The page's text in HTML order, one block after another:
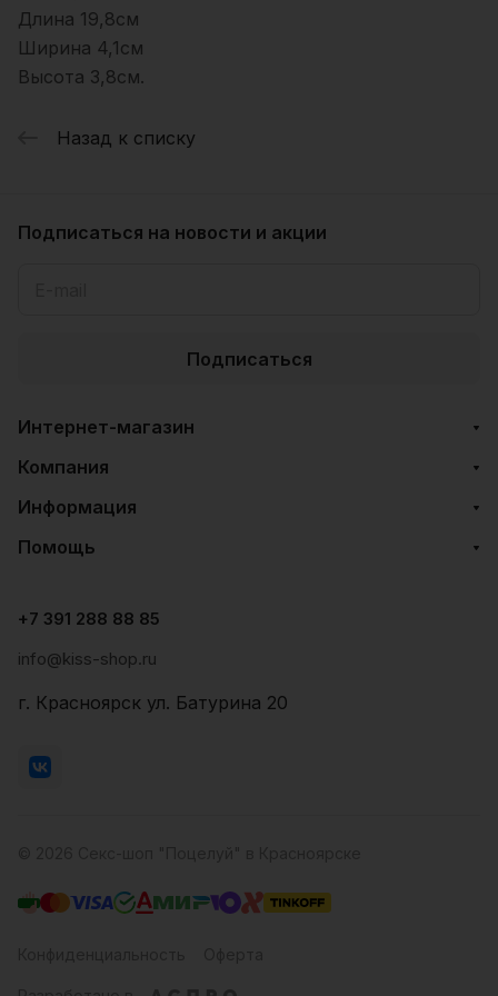
Длина 19,8см
Ширина 4,1см
Высота 3,8см.
Назад к списку
Подписаться на новости и акции
Подписаться
Интернет-магазин
Компания
Информация
Помощь
+7 391 288 88 85
info@kiss-shop.ru
г. Красноярск ул. Батурина 20